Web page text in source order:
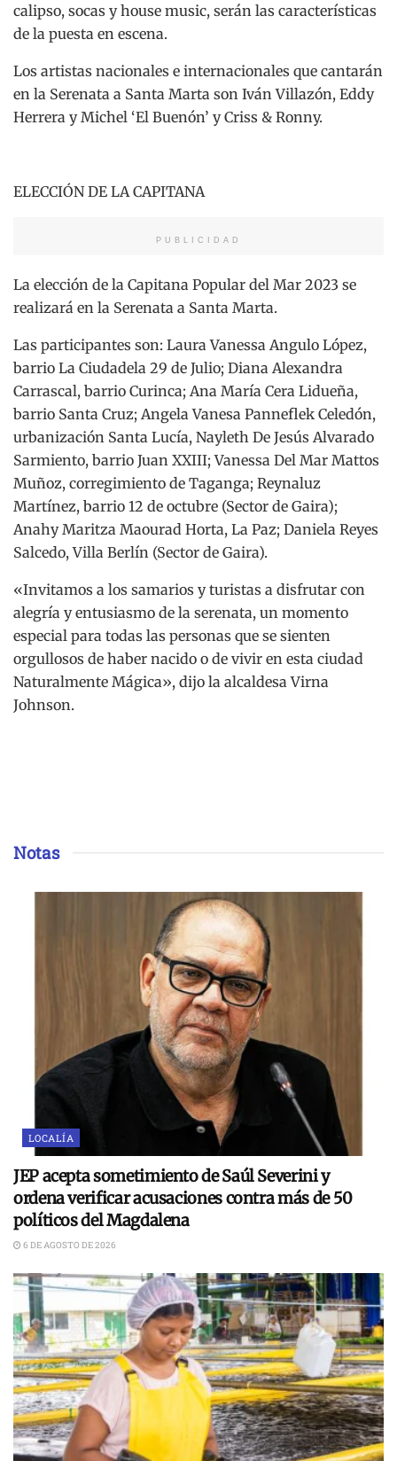
calipso, socas y house music, serán las características
de la puesta en escena.
Los artistas nacionales e internacionales que cantarán
en la Serenata a Santa Marta son Iván Villazón, Eddy
Herrera y Michel ‘El Buenón’ y Criss & Ronny.
ELECCIÓN DE LA CAPITANA
PUBLICIDAD
La elección de la Capitana Popular del Mar 2023 se
realizará en la Serenata a Santa Marta.
Las participantes son: Laura Vanessa Angulo López,
barrio La Ciudadela 29 de Julio; Diana Alexandra
Carrascal, barrio Curinca; Ana María Cera Lidueña,
barrio Santa Cruz; Angela Vanesa Panneflek Celedón,
urbanización Santa Lucía, Nayleth De Jesús Alvarado
Sarmiento, barrio Juan XXIII; Vanessa Del Mar Mattos
Muñoz, corregimiento de Taganga; Reynaluz
Martínez, barrio 12 de octubre (Sector de Gaira);
Anahy Maritza Maourad Horta, La Paz; Daniela Reyes
Salcedo, Villa Berlín (Sector de Gaira).
«Invitamos a los samarios y turistas a disfrutar con
alegría y entusiasmo de la serenata, un momento
especial para todas las personas que se sienten
orgullosos de haber nacido o de vivir en esta ciudad
Naturalmente Mágica», dijo la alcaldesa Virna
Johnson.
Notas
LOCALÍA
JEP acepta sometimiento de Saúl Severini y
ordena verificar acusaciones contra más de 50
políticos del Magdalena
6 DE AGOSTO DE 2026